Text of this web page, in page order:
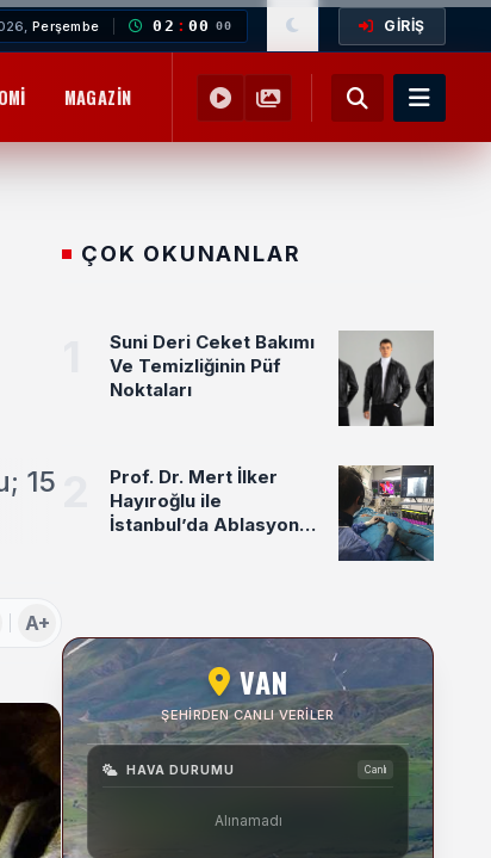
Perşembe 02 : 00 01 GİRİŞ
MAGAZIN YEMEK TARIFLERI SAĞLIK
15
A+
ÇOK OKUNANLAR
Suni Deri Ceket Bakımı
Ve Temizliğinin Püf
Noktaları
Prof. Dr. Mert İlker
Hayıroğlu ile
İstanbul’da Ablasyon
VAN
ŞEHIRDEN CANLI VERILER
HAVA DURUMU Canlı
Alınamadı